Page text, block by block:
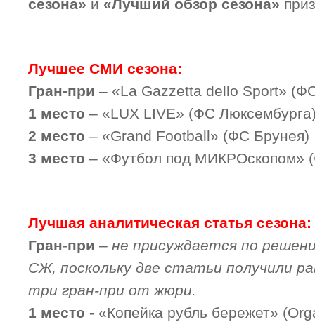
сезона» и «Лучший обзор сезона»
Лучшее СМИ сезона:
Гран-при – «La Gazzetta dello Sport»
1 место – «LUX LIVE» (ФС
2 место – «Grand Football» (ФС Брунея)
3 место – «Футбол под МИКРОскопом»
Лучшая аналитическая статья сезона:
Гран-при – не присуждается по
СЖ, поскольку две статьи получили
три гран-при от жюри.
1 место - «Копейка рубль бережет»